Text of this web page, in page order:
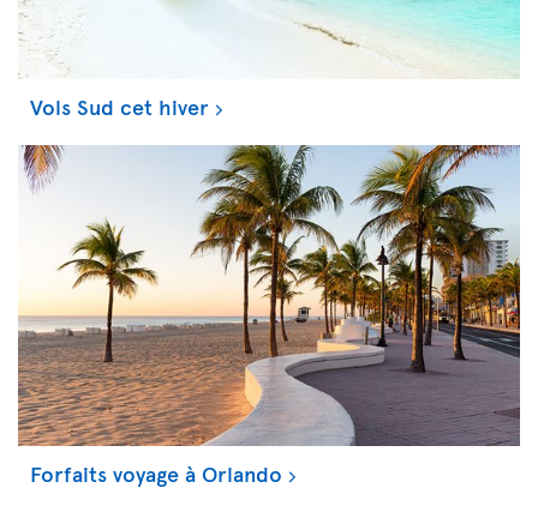
Vols Sud cet hiver
Forfaits voyage à Orlando